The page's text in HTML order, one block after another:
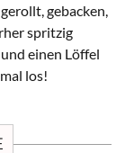
gebacken,
spritzig
einen Löffel
los!